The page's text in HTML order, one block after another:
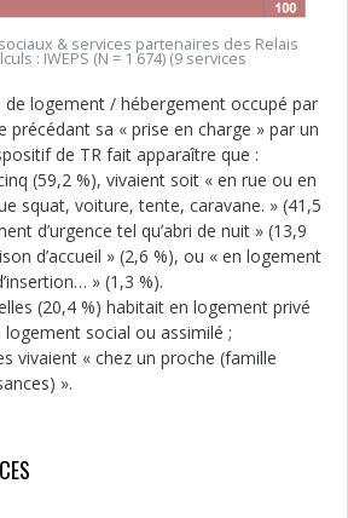
& services partenaires des Relais
: IWEPS (N = 1 674) (9 services
de logement / hébergement occupé par
précédant sa « prise en charge » par un
de TR fait apparaître que :
(59,2 %), vivaient soit « en rue ou en
squat, voiture, tente, caravane. » (41,5
d’urgence tel qu’abri de nuit » (13,9
d’accueil » (2,6 %), ou « en logement
» (1,3 %).
(20,4 %) habitait en logement privé
social ou assimilé ;
vivaient « chez un proche (famille
».